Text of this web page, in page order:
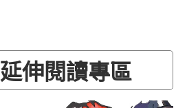
伸閱讀專區